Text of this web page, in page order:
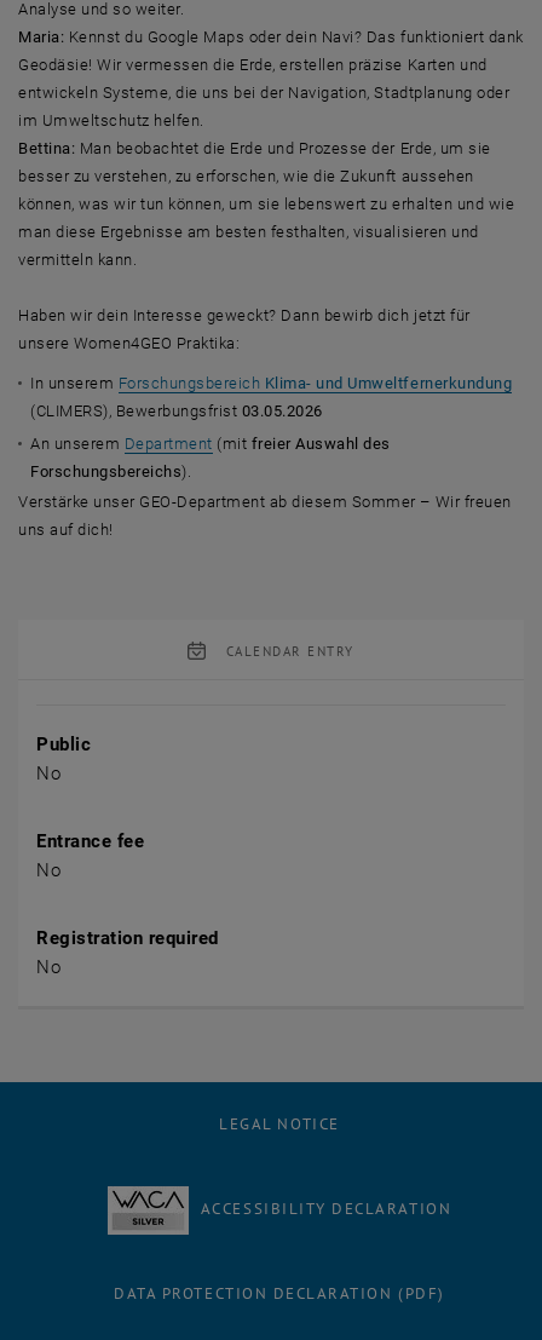
Analyse und so weiter.
Maria: Kennst du Google Maps oder dein Navi? Das funktioniert dank
Geodäsie! Wir vermessen die Erde, erstellen präzise Karten und
entwickeln Systeme, die uns bei der Navigation, Stadtplanung oder
im Umweltschutz helfen.
Bettina: Man beobachtet die Erde und Prozesse der Erde, um sie
besser zu verstehen, zu erforschen, wie die Zukunft aussehen
können, was wir tun können, um sie lebenswert zu erhalten und wie
man diese Ergebnisse am besten festhalten, visualisieren und
vermitteln kann.
Haben wir dein Interesse geweckt? Dann bewirb dich jetzt für
unsere Women4GEO Praktika:
In unserem Forschungsbereich Klima- und Umweltfernerkundung
(CLIMERS), Bewerbungsfrist 03.05.2026
An unserem Department (mit freier Auswahl des
Forschungsbereichs).
Verstärke unser GEO-Department ab diesem Sommer – Wir freuen
uns auf dich!
CALENDAR ENTRY
Public
No
Entrance fee
No
Registration required
No
LEGAL NOTICE
ACCESSIBILITY DECLARATION
DATA PROTECTION DECLARATION (PDF)